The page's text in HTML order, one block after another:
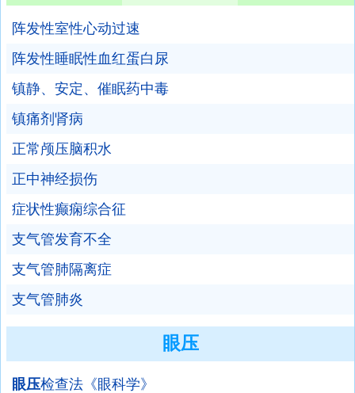
阵发性室性心动过速
阵发性睡眠性血红蛋白尿
镇静、安定、催眠药中毒
镇痛剂肾病
正常颅压脑积水
正中神经损伤
症状性癫痫综合征
支气管发育不全
支气管肺隔离症
支气管肺炎
眼压
眼压检查法《眼科学》